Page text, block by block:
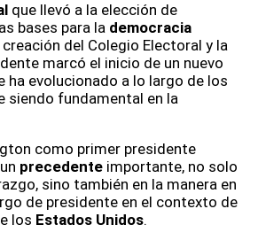
que llevó a la elección de
bases para la democracia
del Colegio Electoral y la
marcó el inicio de un nuevo
evolucionado a lo largo de los
siendo fundamental en la
como primer presidente
precedente importante, no solo
sino también en la manera en
de presidente en el contexto de
los Estados Unidos.